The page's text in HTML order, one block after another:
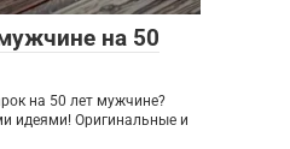
на 50
на 50 лет мужчине?
идеями! Оригинальные и